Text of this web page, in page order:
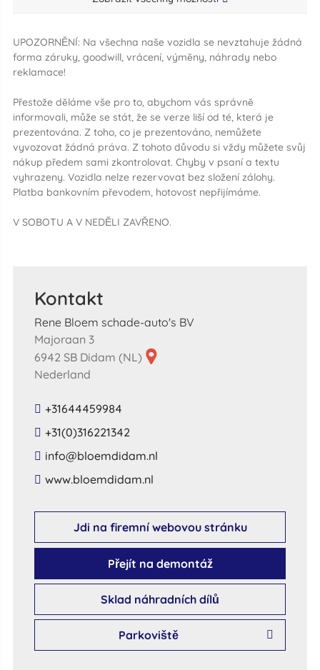
UPOZORNĚNÍ: Na všechna naše vozidla se nevztahuje žádná
forma záruky, goodwill, vrácení, výměny, náhrady nebo
reklamace!
Přestože děláme vše pro to, abychom vás správně
informovali, může se stát, že se verze liší od té, která je
prezentována. Z toho, co je prezentováno, nemůžete
vyvozovat žádná práva. Z tohoto důvodu si vždy můžete svůj
nákup předem sami zkontrolovat. Chyby v psaní a textu
vyhrazeny. Vozidla nelze rezervovat bez složení zálohy.
Platba bankovním převodem, hotovost nepřijímáme.
V SOBOTU A V NEDĚLI ZAVŘENO.
Kontakt
Rene Bloem schade-auto's BV
Majoraan 3
6942 SB Didam (NL)
Nederland
+31644459984
+31(0)316221342
​info​@​bloemdidam​.​nl​
​www​.​bloemdidam​.​nl​
Jdi na firemní webovou stránku
Přejít na demontáž
Sklad náhradních dílů
Parkoviště